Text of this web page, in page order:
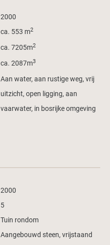
2000
ca. 553 m2
ca. 7205m2
ca. 2087m3
Aan water, aan rustige weg, vrij
uitzicht, open ligging, aan
vaarwater, in bosrijke omgeving
2000
5
Tuin rondom
Aangebouwd steen, vrijstaand